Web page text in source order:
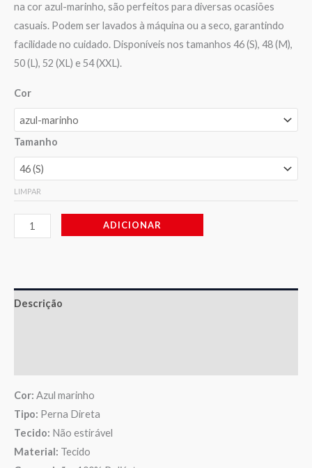
na cor azul-marinho, são perfeitos para diversas ocasiões
casuais. Podem ser lavados à máquina ou a seco, garantindo
facilidade no cuidado. Disponíveis nos tamanhos 46 (S), 48 (M),
50 (L), 52 (XL) e 54 (XXL).
Cor
Tamanho
LIMPAR
ADICIONAR
Descrição
Cor: Azul marinho
Tipo: Perna Direta
Tecido: Não estirável
Material: Tecido